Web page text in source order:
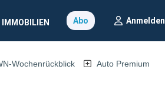
IMMOBILIEN Abo Anmelden
Wochenrückblick Auto Premium